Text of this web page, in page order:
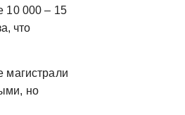
10 000 ‒ 15
что
магистрали
но